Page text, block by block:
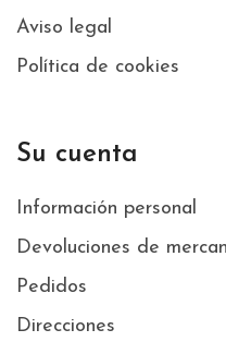
Aviso legal
Política de cookies
Su cuenta
Información personal
Devoluciones de
Pedidos
Direcciones